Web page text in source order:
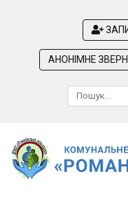
АНОНІМНЕ
Пошук